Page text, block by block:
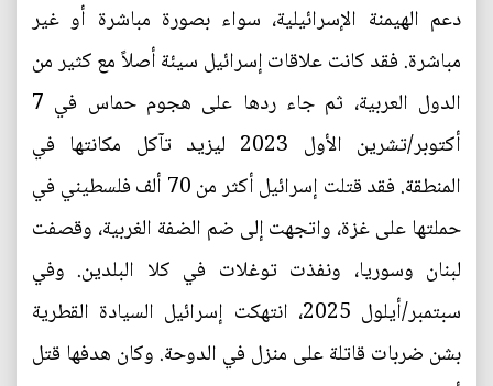
دعم الهيمنة الإسرائيلية، سواء بصورة مباشرة أو غير
مباشرة. فقد كانت علاقات إسرائيل سيئة أصلاً مع كثير من
الدول العربية، ثم جاء ردها على هجوم حماس في 7
أكتوبر/تشرين الأول 2023 ليزيد تآكل مكانتها في
المنطقة. فقد قتلت إسرائيل أكثر من 70 ألف فلسطيني في
حملتها على غزة، واتجهت إلى ضم الضفة الغربية، وقصفت
لبنان وسوريا، ونفذت توغلات في كلا البلدين. وفي
سبتمبر/أيلول 2025، انتهكت إسرائيل السيادة القطرية
بشن ضربات قاتلة على منزل في الدوحة. وكان هدفها قتل